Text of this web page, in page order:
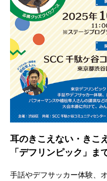
耳のきこえない・きこ
「デフリンピック」ま
手話やデフサッカー体験、